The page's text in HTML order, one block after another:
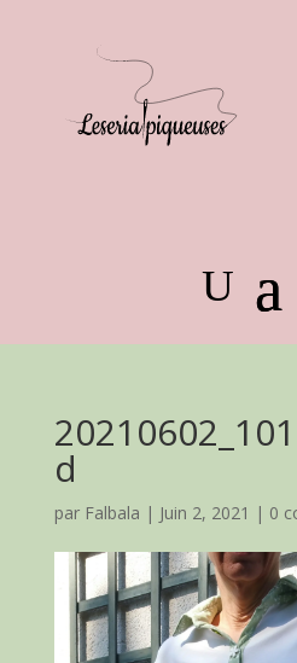
d
par Falbala | Juin 2, 2021 | 0